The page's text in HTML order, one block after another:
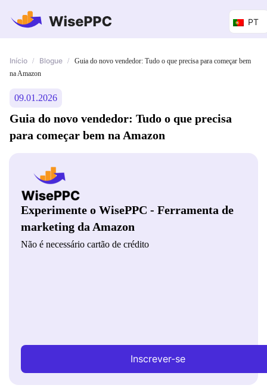
PT
Início / Blogue /
Guia do novo vendedor: Tudo o que precisa para começar bem
na Amazon
09.01.2026
Guia do novo vendedor: Tudo o que precisa
para começar bem na Amazon
Experimente o WisePPC - Ferramenta de
marketing da Amazon
Não é necessário cartão de crédito
Inscrever-se